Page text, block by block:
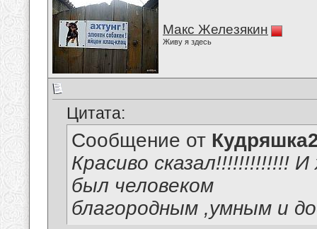
Макс Железякин
Живу я здесь
Цитата:
Сообщение от
Красиво сказал!!!!!!!!!!!!!
был человеком
благородным ,умным и